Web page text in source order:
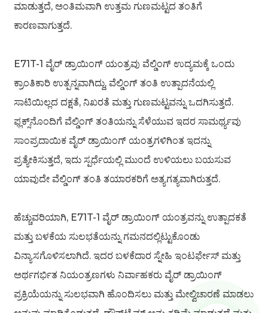
ಮಾಡುತ್ತದೆ, ಅಂತಿಮವಾಗಿ ಉತ್ತಮ ಗುಣಮಟ್ಟದ ತಂತಿಗೆ
ಕಾರಣವಾಗುತ್ತದೆ.
E71T-1 ವೈರ್ ಡ್ರಾಯಿಂಗ್ ಯಂತ್ರವು ವೆಲ್ಡಿಂಗ್ ಉದ್ಯಮಕ್ಕೆ ಒಂದು
ಕ್ರಾಂತಿಕಾರಿ ಉತ್ಪನ್ನವಾಗಿದ್ದು, ವೆಲ್ಡಿಂಗ್ ತಂತಿ ಉತ್ಪಾದನೆಯಲ್ಲಿ
ಸಾಟಿಯಿಲ್ಲದ ದಕ್ಷತೆ, ನಿಖರತೆ ಮತ್ತು ಗುಣಮಟ್ಟವನ್ನು ಒದಗಿಸುತ್ತದೆ.
ಫ್ಲಕ್ಸ್‌ನೊಂದಿಗೆ ವೆಲ್ಡಿಂಗ್ ತಂತಿಯನ್ನು ಸೆಳೆಯುವ ಇದರ ಸಾಮರ್ಥ್ಯವು
ಸಾಂಪ್ರದಾಯಿಕ ವೈರ್ ಡ್ರಾಯಿಂಗ್ ಯಂತ್ರಗಳಿಗಿಂತ ಇದನ್ನು
ಪ್ರತ್ಯೇಕಿಸುತ್ತದೆ, ಇದು ಸ್ಪರ್ಧೆಯಲ್ಲಿ ಮುಂದೆ ಉಳಿಯಲು ಬಯಸುವ
ಯಾವುದೇ ವೆಲ್ಡಿಂಗ್ ತಂತಿ ತಯಾರಕರಿಗೆ ಅತ್ಯಗತ್ಯವಾಗಿರುತ್ತದೆ.
ಹೆಚ್ಚುವರಿಯಾಗಿ, E71T-1 ವೈರ್ ಡ್ರಾಯಿಂಗ್ ಯಂತ್ರವನ್ನು ಉತ್ಪಾದಕತೆ
ಮತ್ತು ಬಳಕೆಯ ಸುಲಭತೆಯನ್ನು ಗಮನದಲ್ಲಿಟ್ಟುಕೊಂಡು
ವಿನ್ಯಾಸಗೊಳಿಸಲಾಗಿದೆ. ಇದರ ಬಳಕೆದಾರ ಸ್ನೇಹಿ ಇಂಟರ್ಫೇಸ್ ಮತ್ತು
ಅರ್ಥಗರ್ಭಿತ ನಿಯಂತ್ರಣಗಳು ನಿರ್ವಾಹಕರು ವೈರ್ ಡ್ರಾಯಿಂಗ್
ಪ್ರಕ್ರಿಯೆಯನ್ನು ಸುಲಭವಾಗಿ ಹೊಂದಿಸಲು ಮತ್ತು ಮೇಲ್ವಿಚಾರಣೆ ಮಾಡಲು